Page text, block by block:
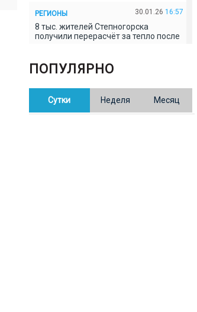
РЕГИОНЫ 30.01.26 16:57
8 тыс. жителей Степногорска
получили перерасчёт за тепло после
В Казахстане готовят новую
редакцию Конституции: меняется
ПОПУЛЯРНО
Сутки Неделя Месяц